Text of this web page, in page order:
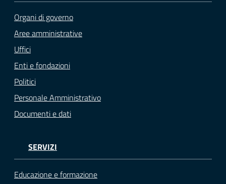
Organi di governo
Aree amministrative
Uffici
Enti e fondazioni
Politici
Personale Amministrativo
Documenti e dati
SERVIZI
Educazione e formazione